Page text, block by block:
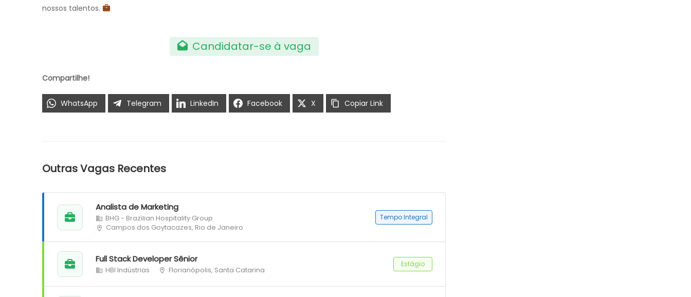
nossos talentos.
Candidatar-se à vaga
Compartilhe!
WhatsApp Telegram LinkedIn Facebook X Copiar Link
Outras Vagas Recentes
Analista de Marketing
BHG - Brazilian Hospitality Group
Campos dos Goytacazes, Rio de Janeiro
Tempo Integral
Full Stack Developer Sênior
HBI Indústrias Florianópolis, Santa Catarina
Estágio